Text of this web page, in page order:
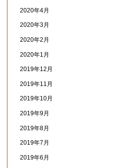
2020年4月
2020年3月
2020年2月
2020年1月
2019年12月
2019年11月
2019年10月
2019年9月
2019年8月
2019年7月
2019年6月